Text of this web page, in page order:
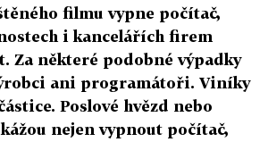
filmu vypne počítač,
i kancelářích firem
Za některé podobné výpadky
ani programátoři. Viníky
Poslové hvězd nebo
nejen vypnout počítač,